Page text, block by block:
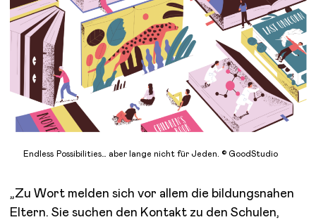
Endless Possibilities… aber lange nicht für Jeden. © GoodStudio
„Zu Wort melden sich vor allem die bildungsnahen
Eltern. Sie suchen den Kontakt zu den Schulen,